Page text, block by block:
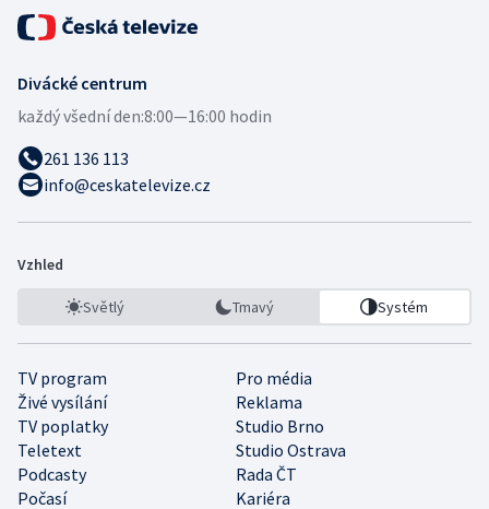
Divácké centrum
každý všední den:8:00—16:00 hodin
261 136 113
info@ceskatelevize.cz
Vzhled
Světlý Tmavý Systém
TV program
Pro média
Živé vysílání
Reklama
TV poplatky
Studio Brno
Teletext
Studio Ostrava
Podcasty
Rada ČT
Počasí
Kariéra